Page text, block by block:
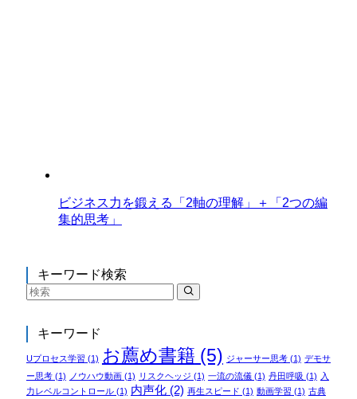
ビジネス力を鍛える「2軸の理解」＋「2つの編
集的思考」
キーワード検索
キーワード
Uプロセス学習 (1) お薦め書籍 (5) ジャーサー思考(1) デモサ
ー思考(1) ノウハウ動画(1) リスクヘッジ (1) 一流の流儀(1) 丹田呼吸 (1) 入
力レベルコントロール(1) 内声化(2) 再生スピード (1) 動画学習 (1) 古典